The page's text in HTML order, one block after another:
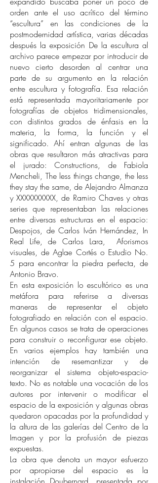
orden ante el uso acrítico del término
“escultura” en las condiciones de la
postmodernidad artística, varias décadas
después la exposición De la escultura al
archivo parece empezar por introducir de
nuevo cierto desorden al centrar una
parte de su argumento en la relación
entre escultura y fotografía. Esa relación
está representada mayoritariamente por
fotografías de objetos tridimensionales,
con distintos grados de énfasis en la
materia, la forma, la función y el
significado. Ahí entran algunas de las
obras que resultaron más atractivas para
el jurado: Constructions, de Fabiola
Mencheli, The less things change, the less
they stay the same, de Alejandro Almanza
y XXXXXXXXXX, de Ramiro Chaves y otras
series que representaban las relaciones
entre diversas estructuras en el espacio:
Despojos, de Carlos Iván Hernández, In
Real Life, de Carlos Lara, Aforismos
visuales, de Aglae Cortés o Estudio No.
5 para encontrar la piedra perfecta, de
Antonio Bravo.
En esta exposición lo escultórico es una
metáfora para referirse a diversas
maneras de representar el objeto
fotografiado en relación con el espacio.
En algunos casos se trata de operaciones
para construir o reconfigurar ese objeto.
En varios ejemplos hay también una
intención de resemantizar y de
reorganizar el sistema objeto-espacio-
texto. No es notable una vocación de los
autores por intervenir o modificar el
espacio de la exposición y algunas obras
quedaron opacadas por la profundidad y
la altura de las galerías del Centro de la
Imagen y por la profusión de piezas
expuestas.
La obra que denota un mayor esfuerzo
por apropiarse del espacio es la